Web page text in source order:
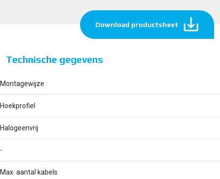
Download productsheet
Technische gegevens
Montagewijze
Hoekprofiel
Halogeenvrij
-
Max. aantal kabels